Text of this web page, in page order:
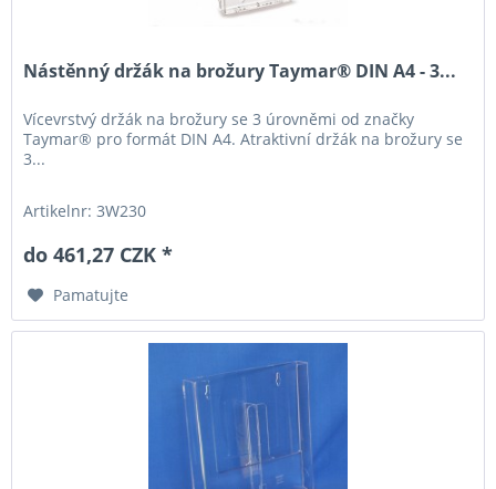
Nástěnný držák na brožury Taymar® DIN A4 - 3...
Vícevrstvý držák na brožury se 3 úrovněmi od značky
Taymar® pro formát DIN A4. Atraktivní držák na brožury se
3...
Artikelnr: 3W230
do 461,27 CZK *
Pamatujte